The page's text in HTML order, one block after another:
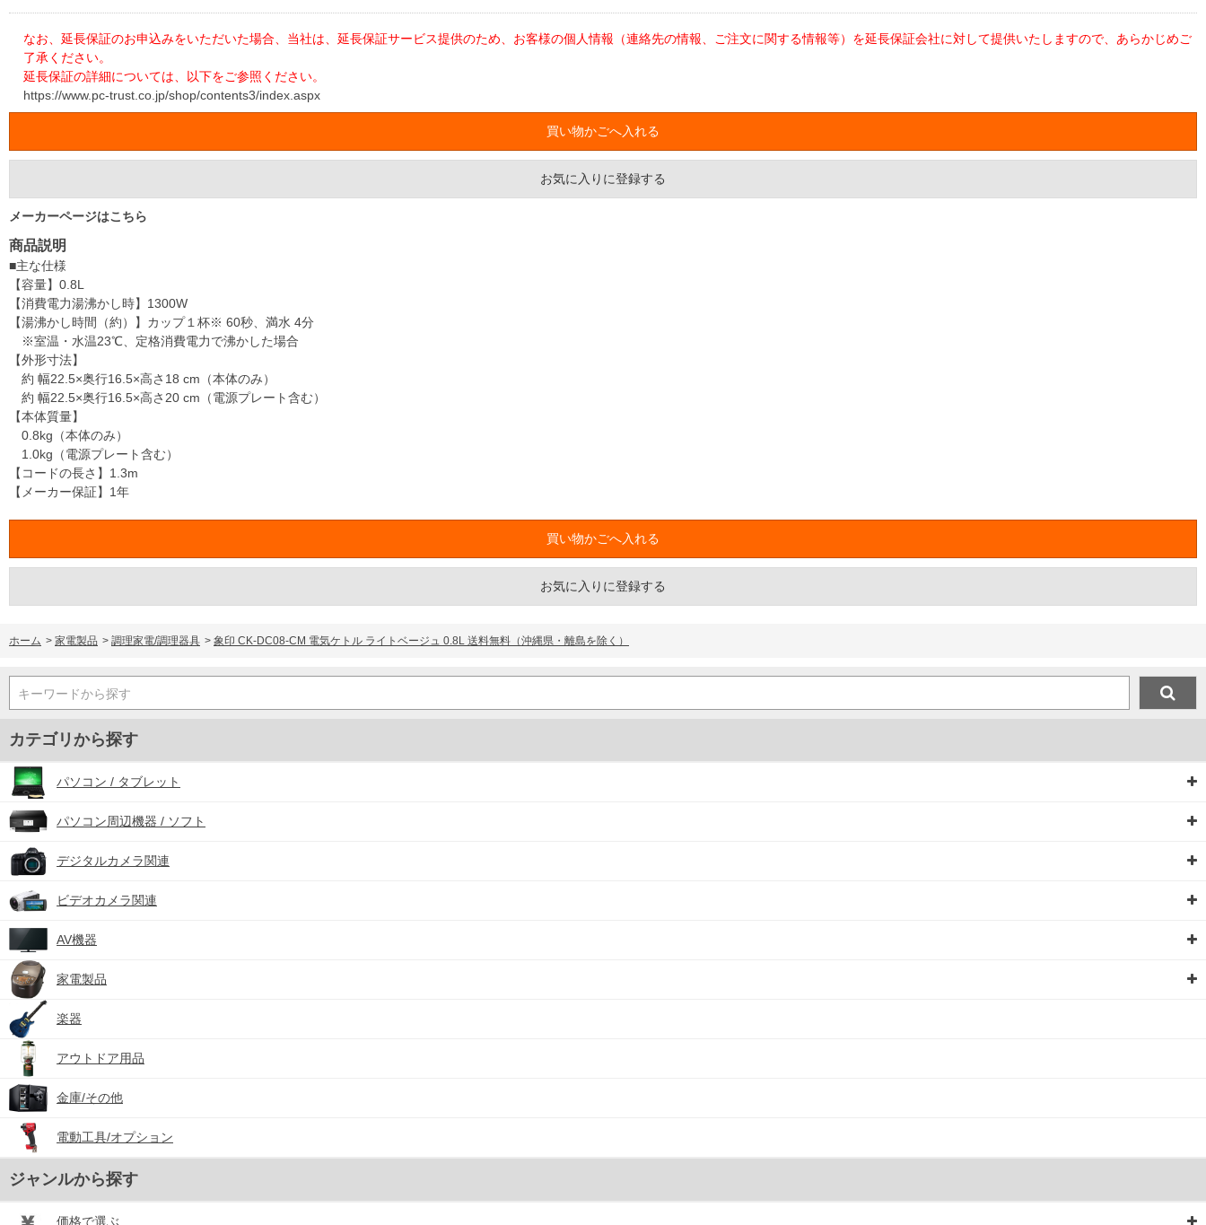
なお、延長保証のお申込みをいただいた場合、当社は、延長保証サービス提供のため、お客様の個人情報（連絡先の情報、ご注文に関する情報等）を延長保証会社に対して提供いたしますので、あらかじめご
了承ください。
延長保証の詳細については、以下をご参照ください。
https://www.pc-trust.co.jp/shop/contents3/index.aspx
お気に入りに登録する
メーカーページはこちら
商品説明
■主な仕様
【容量】0.8L
【消費電力湯沸かし時】1300W
【湯沸かし時間（約）】カップ１杯※ 60秒、満水 4分
※室温・水温23℃、定格消費電力で沸かした場合
【外形寸法】
約 幅22.5×奥行16.5×高さ18 cm（本体のみ）
約 幅22.5×奥行16.5×高さ20 cm（電源プレート含む）
【本体質量】
0.8kg（本体のみ）
1.0kg（電源プレート含む）
【コードの長さ】1.3m
【メーカー保証】1年
お気に入りに登録する
ホーム > 家電製品 > 調理家電/調理器具 > 象印 CK-DC08-CM 電気ケトル ライトベージュ 0.8L 送料無料（沖縄県・離島を除く）
キーワードから探す
カテゴリから探す
パソコン / タブレット
パソコン周辺機器 / ソフト
デジタルカメラ関連
ビデオカメラ関連
AV機器
家電製品
楽器
アウトドア用品
金庫/その他
電動工具/オプション
ジャンルから探す
価格で選ぶ